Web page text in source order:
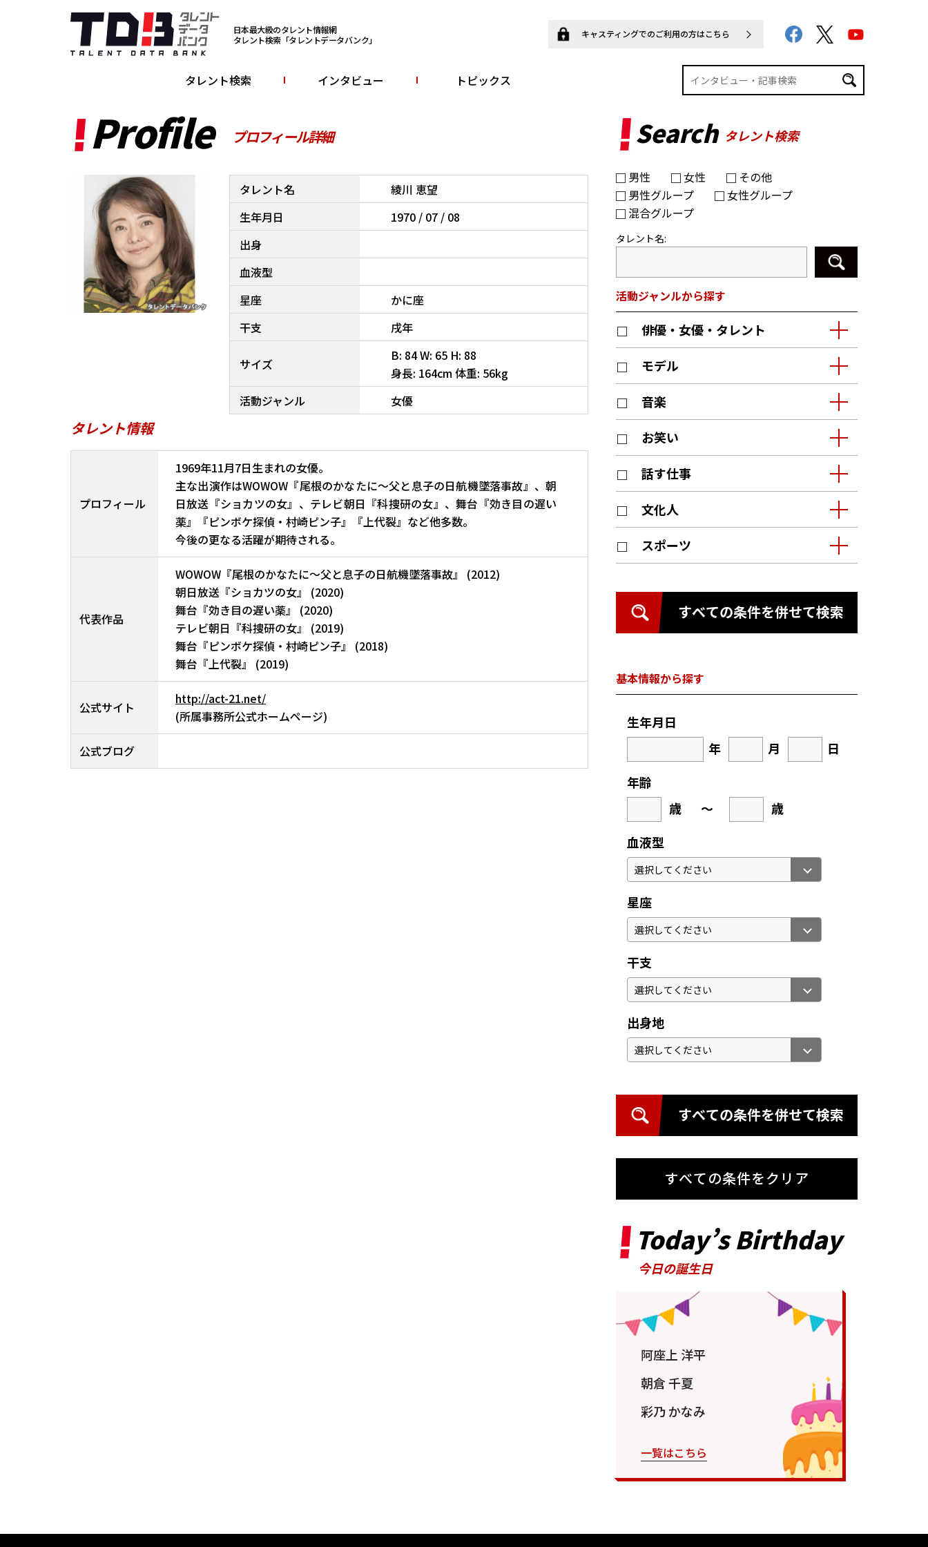
日本最大級のタレント情報網
タレント検索「タレントデータバンク」
キャスティングでのご利用の方はこちら
タレント検索 インタビュー トピックス
Profile プロフィール詳細
タレント名
綾川 恵望
生年月日
1970 / 07 / 08
出身
血液型
星座
かに座
干支
戌年
サイズ
B: 84 W: 65 H: 88
身長: 164cm 体重: 56kg
活動ジャンル
女優
タレント情報
プロフィール
1969年11月7日生まれの女優。
主な出演作はWOWOW『尾根のかなたに〜父と息子の日航機墜落事故』、朝
日放送『ショカツの女』、テレビ朝日『科捜研の女』、舞台『効き目の遅い
薬』『ピンボケ探偵・村崎ピン子』『上代裂』など他多数。
今後の更なる活躍が期待される。
代表作品
WOWOW『尾根のかなたに〜父と息子の日航機墜落事故』 (2012)
朝日放送『ショカツの女』 (2020)
舞台『効き目の遅い薬』 (2020)
テレビ朝日『科捜研の女』 (2019)
舞台『ピンボケ探偵・村崎ピン子』 (2018)
舞台『上代裂』 (2019)
公式サイト
http://act-21.net/
(所属事務所公式ホームページ)
公式ブログ
Search タレント検索
タレント名:
男性 女性
その他
男性グループ
女性グループ
混合グループ
活動ジャンルから探す
俳優・女優・タレント
モデル
音楽
お笑い
話す仕事
文化人
スポーツ
すべての条件を併せて検索
基本情報から探す
生年月日
年
月
日
年齢
歳
～
歳
血液型
星座
干支
出身地
すべての条件を併せて検索
すべての条件をクリア
Today’s Birthday
今日の誕生日
阿座上 洋平
朝倉 千夏
彩乃 かなみ
一覧はこちら